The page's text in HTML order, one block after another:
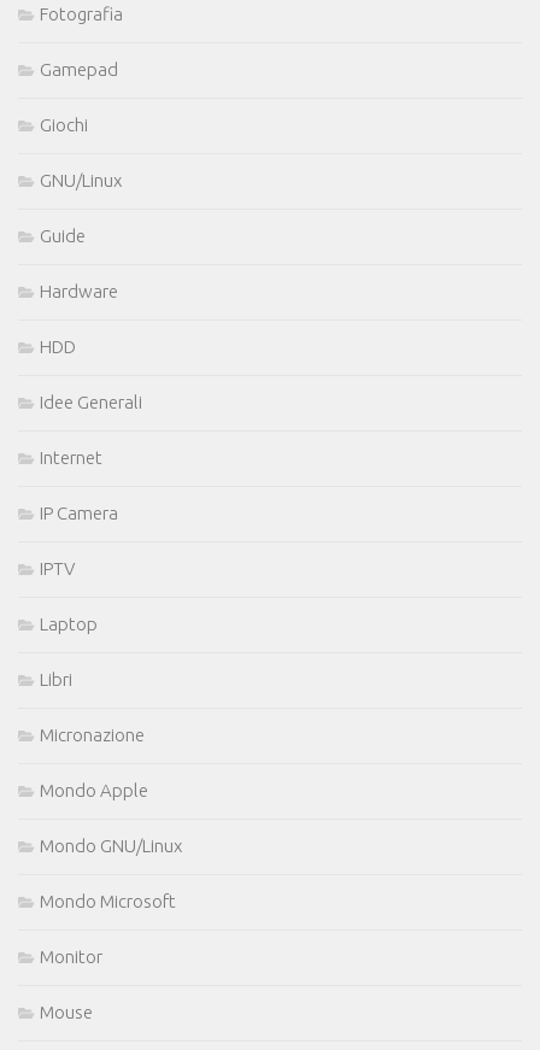
Fotografia
Gamepad
Giochi
GNU/Linux
Guide
Hardware
HDD
Idee Generali
Internet
IP Camera
IPTV
Laptop
Libri
Micronazione
Mondo Apple
Mondo GNU/Linux
Mondo Microsoft
Monitor
Mouse